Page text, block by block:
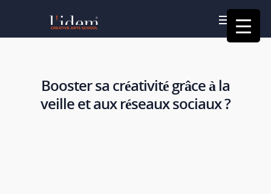
Booster sa créativité grâce à la
veille et aux réseaux sociaux ?